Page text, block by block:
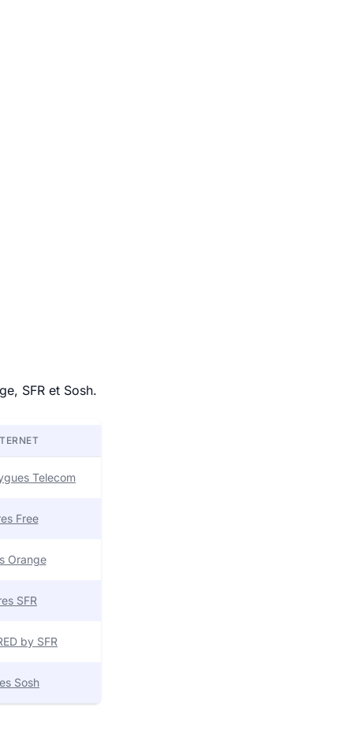
SFR et Sosh.
Telecom
Free
Orange
SFR
by SFR
Sosh